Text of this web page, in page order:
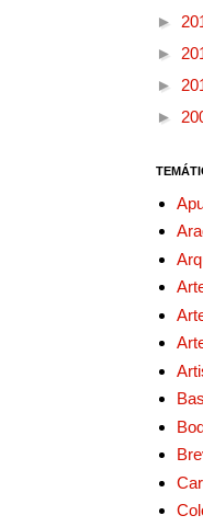
►
►
►
►